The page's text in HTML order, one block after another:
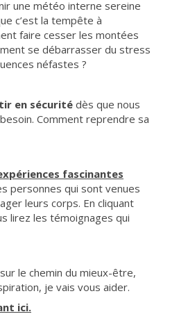
une météo interne sereine
c’est la tempête à
faire cesser les montées
se débarrasser du stress
néfastes ?
en sécurité dès que nous
Comment reprendre sa
fascinantes
personnes qui sont venues
leurs corps. En cliquant
lirez les témoignages qui
le chemin du mieux-être,
je vais vous aider.
ici.